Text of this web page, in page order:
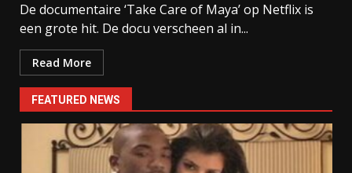
De documentaire ‘Take Care of Maya’ op Netflix is
een grote hit. De docu verscheen al in...
Read More
FEATURED NEWS